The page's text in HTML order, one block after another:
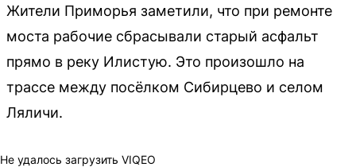
Жители Приморья заметили, что при ремонте
моста рабочие сбрасывали старый асфальт
прямо в реку Илистую. Это произошло на
трассе между посёлком Сибирцево и селом
Ляличи.
Не удалось загрузить VIQEO